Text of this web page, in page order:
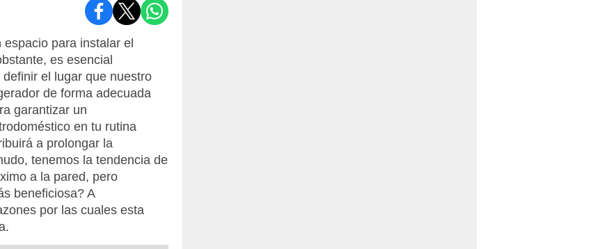
para instalar el
es esencial
el lugar que nuestro
de forma adecuada
garantizar un
en tu rutina
a prolongar la
tenemos la tendencia de
a la pared, pero
beneficiosa? A
por las cuales esta